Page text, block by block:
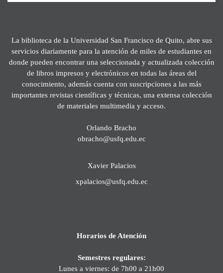
La biblioteca de la Universidad San Francisco de Quito, abre sus
servicios diariamente para la atención de miles de estudiantes en
donde pueden encontrar una seleccionada y actualizada colección
de libros impresos y electrónicos en todas las áreas del
conocimiento, además cuenta con suscripciones a las más
importantes revistas científicas y técnicas, una extensa colección
de materiales multimedia y acceso.
Orlando Bracho
obracho@usfq.edu.ec
Xavier Palacios
xpalacios@usfq.edu.ec
Horarios de Atención
Semestres regulares:
Lunes a viernes: de 7h00 a 21h00